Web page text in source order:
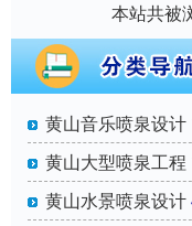
本站共被
黄山音乐喷泉设计
黄山大型喷泉工程
黄山水景喷泉设计